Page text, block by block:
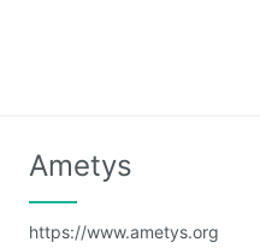
Dashboard
Datasources
Explorer
Ametys
https://www.ametys.org